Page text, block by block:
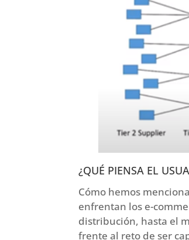
¿QUÉ PIENSA EL
Cómo hemos
enfrentan los e-
distribución, hasta el
frente al reto de ser